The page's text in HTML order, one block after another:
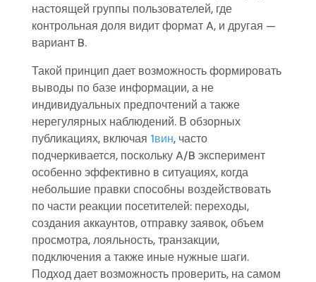
настоящей группы пользователей, где
контрольная доля видит формат A, и другая —
вариант B.
Такой принцип дает возможность формировать
выводы по базе информации, а не
индивидуальных предпочтений а также
нерегулярных наблюдений. В обзорных
публикациях, включая 1вин, часто
подчеркивается, поскольку A/B эксперимент
особенно эффективно в ситуациях, когда
небольшие правки способны воздействовать
по части реакции посетителей: переходы,
создания аккаунтов, отправку заявок, объем
просмотра, лояльность, транзакции,
подключения а также иные нужные шаги.
Подход дает возможность проверить, на самом